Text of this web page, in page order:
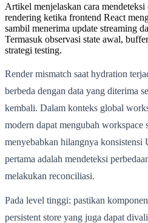
Artikel menjelaskan cara
rendering ketika frontend React
sambil menerima update streaming
Termasuk observasi state awal,
strategi testing.
Render mismatch saat hydration
berbeda dengan data yang diterima
kembali. Dalam konteks global
modern dapat mengubah workspace
menyebabkan hilangnya
pertama adalah mendeteksi
melakukan reconciliasi.
Pada level tinggi: pastikan
persistent store yang juga dapat